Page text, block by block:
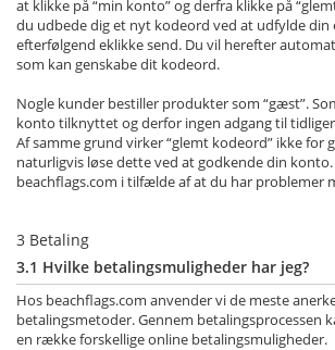
at klikke på “min konto” og derfra klikke på
du udbede dig et nyt kodeord ved at udfylde din
efterfølgend eklikke send. Du vil herefter
som kan genskabe dit kodeord.
Nogle kunder bestiller produkter som “gæst”.
konto tilknyttet og derfor ingen adgang til
Af samme grund virker “glemt kodeord” ikke for
naturligvis løse dette ved at godkende din
beachflags.com i tilfælde af at du har problemer
3 Betaling
3.1 Hvilke betalingsmuligheder har jeg?
Hos beachflags.com anvender vi de meste
betalingsmetoder. Gennem betalingsprocessen
en række forskellige online betalingsmuligheder.